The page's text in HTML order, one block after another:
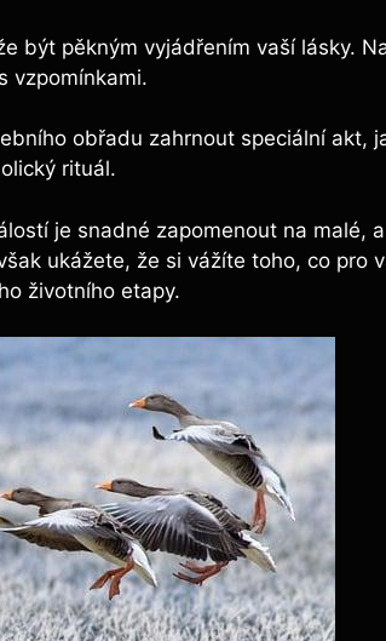
být pěkným vyjádřením vaší lásky.
vzpomínkami.
obřadu zahrnout speciální akt,
rituál.
je snadné zapomenout na malé,
ukážete, že si vážíte toho, co pro
životního etapy.